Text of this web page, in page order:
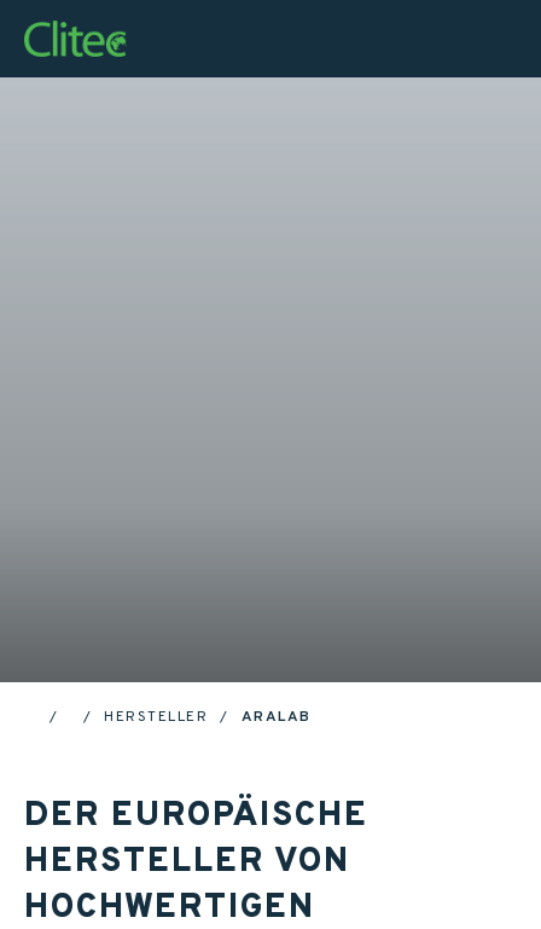
Startseite
HOME HERSTELLER ARALAB
DER EUROPÄISCHE
HERSTELLER VON
HOCHWERTIGEN